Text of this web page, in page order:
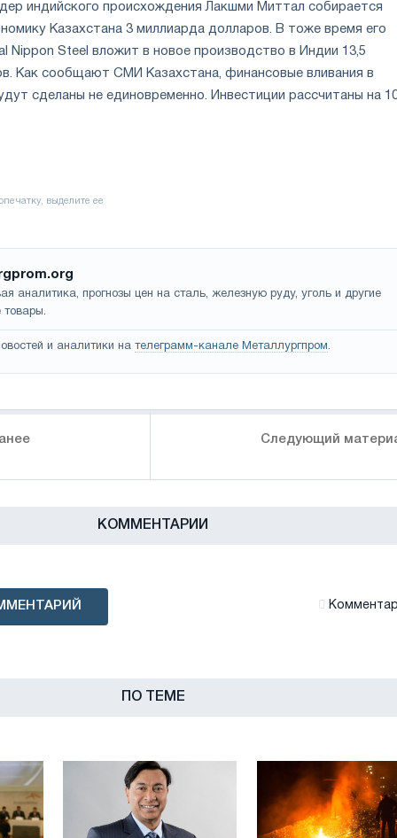
индийского происхождения Лакшми Миттал собирается
Казахстана 3 миллиарда долларов. В тоже время его
Nippon Steel вложит в новое производство в Индии 13,5
Как сообщают СМИ Казахстана, финансовые вливания в
сделаны не единовременно. Инвестиции рассчитаны на
аналитика, прогнозы цен на сталь, железную руду, уголь и другие
товары.
и аналитики на телеграмм-канале Металлургпром.
Следующий
КОММЕНТАРИИ
ПО ТЕМЕ